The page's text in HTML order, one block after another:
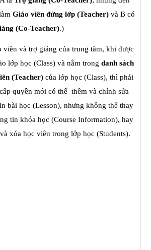
Giáo viên đứng lớp (Teacher) và B có
(Co-Teacher).)
viên và trợ giảng của trung tâm, khi được
lớp học (Class) và nằm trong danh sách
(Teacher) của lớp học (Class), thì phải
quyền mới có thể  thêm và chỉnh sửa
bài học (Lesson), nhưng không thể thay
tin khóa học (Course Information), hay
xóa học viên trong lớp học (Students).